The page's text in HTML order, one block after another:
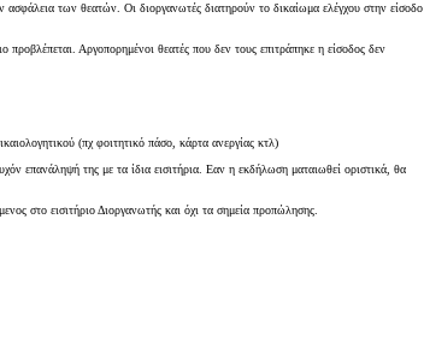
ασφάλεια των θεατών. Οι διοργανωτές διατηρούν το δικαίωμα ελέγχου στην είσοδο
Αργοπορημένοι θεατές που δεν τους επιτράπηκε η είσοδος δεν
(πχ φοιτητικό πάσο, κάρτα ανεργίας κτλ)
επανάληψή της με τα ίδια εισιτήρια. Εαν η εκδήλωση ματαιωθεί οριστικά, θα
στο εισιτήριο Διοργανωτής και όχι τα σημεία προπώλησης.